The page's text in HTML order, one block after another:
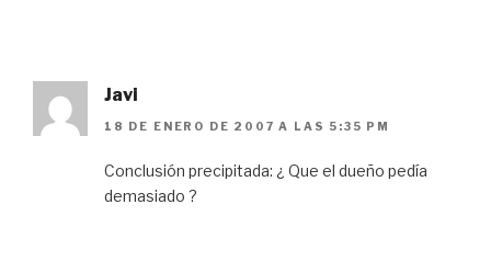
Javi
18 DE ENERO DE 2007 A LAS 5:35 PM
Conclusión precipitada: ¿ Que el dueño pedía
demasiado ?